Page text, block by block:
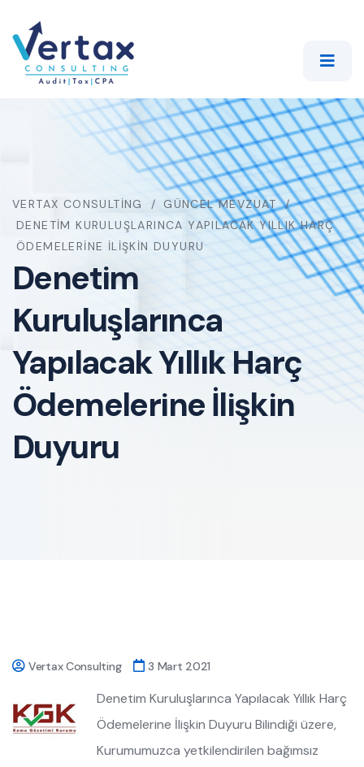
VERTAX CONSULTING
GÜNCEL MEVZUAT
DENETIM KURULUŞLARINCA YAPILACAK YILLIK HARÇ
ÖDEMELERINE İLIŞKIN DUYURU
Denetim
Kuruluşlarınca
Yapılacak Yıllık Harç
Ödemelerine İlişkin
Duyuru
Vertax Consulting 3 Mart 2021
Denetim Kuruluşlarınca Yapılacak Yıllık Harç
Ödemelerine İlişkin Duyuru Bilindiği üzere,
Kurumumuzca yetkilendirilen bağımsız